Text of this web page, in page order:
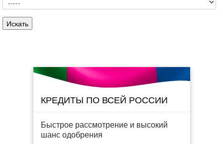
КРЕДИТЫ ПО ВСЕЙ РОССИИ
Быстрое рассмотрение и высокий
шанс одобрения